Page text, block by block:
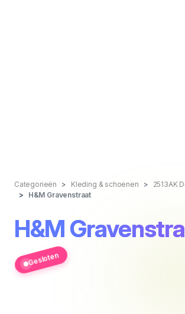
Categorieën Kleding & schoenen
2513AK
H&M Gravenstraat
H&M
Gesloten